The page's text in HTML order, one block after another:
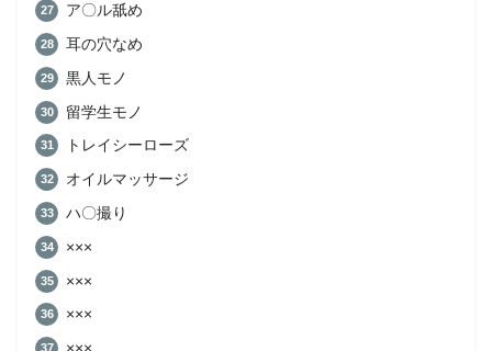
ア〇ル舐め
耳の穴なめ
黒人モノ
留学生モノ
トレイシーローズ
オイルマッサージ
ハ〇撮り
×××
×××
×××